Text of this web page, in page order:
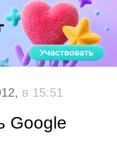
в 15:51
Google